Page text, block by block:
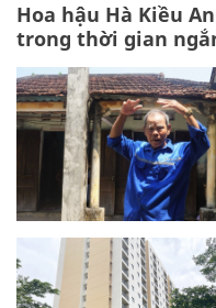
Hoa hậu Hà Kiều
trong thời gian